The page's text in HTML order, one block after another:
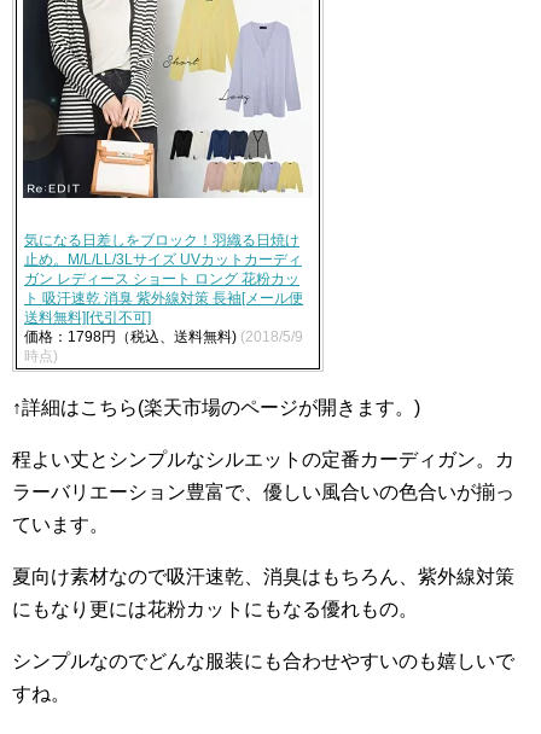
気になる日差しをブロック！羽織る日焼け
止め。M/L/LL/3Lサイズ UVカットカーディ
ガン レディース ショート ロング 花粉カッ
ト 吸汗速乾 消臭 紫外線対策 長袖[メール便
送料無料][代引不可]
価格：1798円（税込、送料無料) (2018/5/9
時点)
↑詳細はこちら(楽天市場のページが開きます。)
程よい丈とシンプルなシルエットの定番カーディガン。カ
ラーバリエーション豊富で、優しい風合いの色合いが揃っ
ています。
夏向け素材なので吸汗速乾、消臭はもちろん、紫外線対策
にもなり更には花粉カットにもなる優れもの。
シンプルなのでどんな服装にも合わせやすいのも嬉しいで
すね。